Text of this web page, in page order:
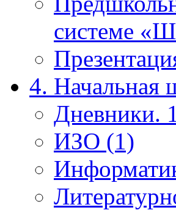
системе
4. Начальная
Дневники.
ИЗО (1)